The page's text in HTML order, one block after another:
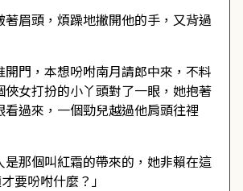
著眉頭，煩躁地撇開他的手，又背過
開門，本想吩咐南月請郎中來，不料
俠女打扮的小丫頭對了一眼，她抱著
過來，一個勁兒越過他肩頭往裡
是那個叫紅霜的帶來的，她非賴在這
要吩咐什麼？」